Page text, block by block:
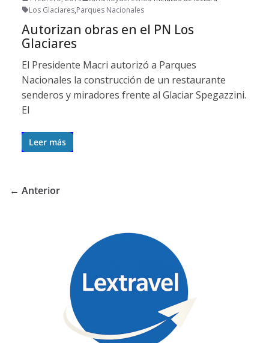
Los Glaciares,Parques Nacionales
Autorizan obras en el PN Los
Glaciares
El Presidente Macri autorizó a Parques
Nacionales la construcción de un restaurante
senderos y miradores frente al Glaciar Spegazzini.
El
Leer más
← Anterior